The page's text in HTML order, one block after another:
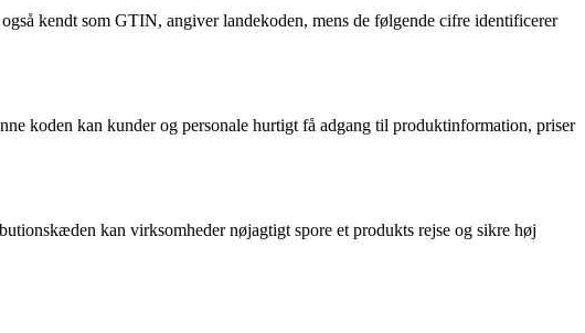
kendt som GTIN, angiver landekoden, mens de følgende cifre identificerer
koden kan kunder og personale hurtigt få adgang til produktinformation, priser
kan virksomheder nøjagtigt spore et produkts rejse og sikre høj